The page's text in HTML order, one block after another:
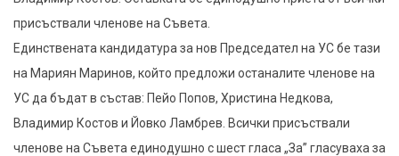
присъствали членове на Съвета.
Единствената кандидатура за нов Председател на УС бе тази
на Мариян Маринов, който предложи останалите членове на
УС да бъдат в състав: Пейо Попов, Христина Недкова,
Владимир Костов и Йовко Ламбрев. Всички присъствали
членове на Съвета единодушно с шест гласа „За” гласуваха за